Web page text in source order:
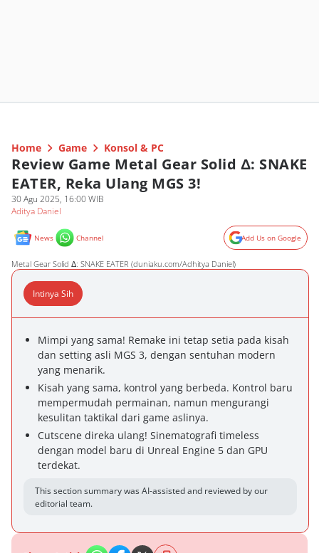
Home Game Konsol & PC
Review Game Metal Gear Solid Δ: SNAKE
EATER, Reka Ulang MGS 3!
30 Agu 2025, 16:00 WIB
Aditya Daniel
News Channel Add Us on Google
Metal Gear Solid Δ: SNAKE EATER (duniaku.com/Adhitya Daniel)
Intinya Sih
Mimpi yang sama! Remake ini tetap setia pada kisah
dan setting asli MGS 3, dengan sentuhan modern
yang menarik.
Kisah yang sama, kontrol yang berbeda. Kontrol baru
mempermudah permainan, namun mengurangi
kesulitan taktikal dari game aslinya.
Cutscene direka ulang! Sinematografi timeless
dengan model baru di Unreal Engine 5 dan GPU
terdekat.
This section summary was AI-assisted and reviewed by our
editorial team.